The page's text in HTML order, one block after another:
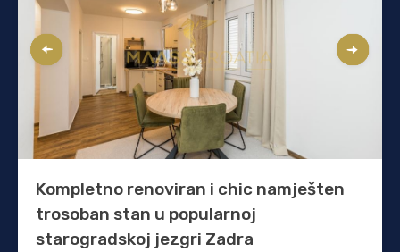
Kompletno renoviran i chic namješten
trosoban stan u popularnoj
starogradskoj jezgri Zadra